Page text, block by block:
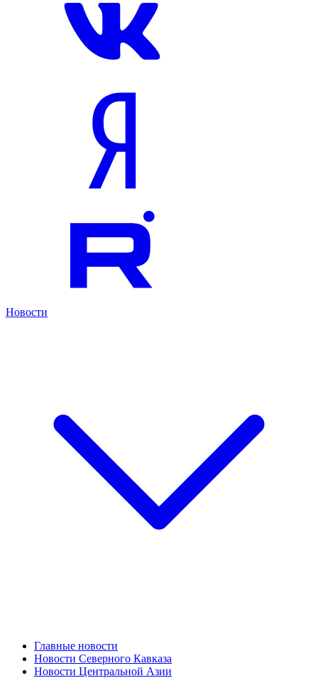
Новости
Главные новости
Новости Северного Кавказа
Новости Центральной Азии